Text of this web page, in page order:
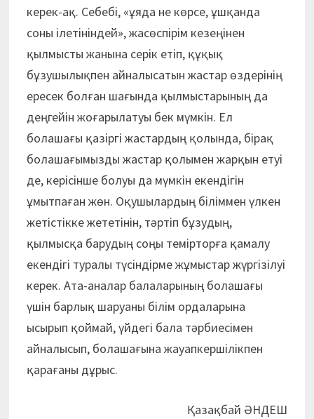
керек-ақ. Себебі, «ұяда не көрсе, ұшқанда
соны ілетініндей», жасөспірім кезеңінен
қылмысты жанына серік етіп, құқық
бұзушылықпен айналысатын жастар өздерінің
ересек болған шағында қылмыстарының да
деңгейін жоғарылатуы бек мүмкін. Ел
болашағы қазіргі жастардың қолында, бірақ
болашағымызды жастар қолымен жарқын етуі
де, керісінше болуы да мүмкін екендігін
ұмытпаған жөн. Оқушылардың біліммен үлкен
жетістікке жететінін, тәртіп бұзудың,
қылмысқа барудың соңы темірторға қамалу
екендігі туралы түсіндірме жұмыстар жүргізілуі
керек. Ата-аналар балаларының бола­шағы
үшін барлық шаруаны білім орда­ларына
ысырып қоймай, үйдегі бала тәрбиесімен
айналысып, болашағына жауап­кершілікпен
қарағаны дұрыс.
Қазақбай ӘНДЕШ